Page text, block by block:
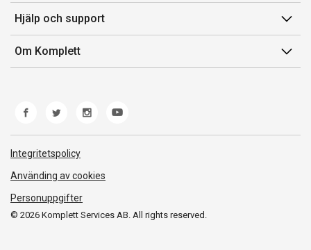
Orderhistorik
Presentkort
Komplett Club
Försäljningsvillkor
Medlemsvillkor for Komplett Club
Lediga tjänster
Hjälp och support
Kontakta oss
Kundservice
Produkthjälp och retur
Felsökning och guider
Frakt och leverans
Om Komplett
© 2026 Komplett Services AB. All rights reserved.
Integritetspolicy
Använding av cookies
Personuppgifter